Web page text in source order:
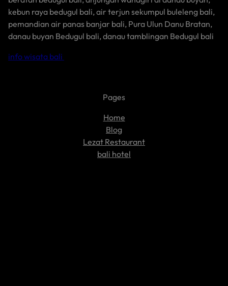
kebun raya bedugul bali, air terjun sekumpul buleleng bali,
pemandian air panas banjar bali, Pura Ulun Danu Bratan,
danau buyan Bedugul bali, danau tamblingan Bedugul bali
info wisata bali
Pages
Home
Blog
Lezat Restaurant
bali hotel